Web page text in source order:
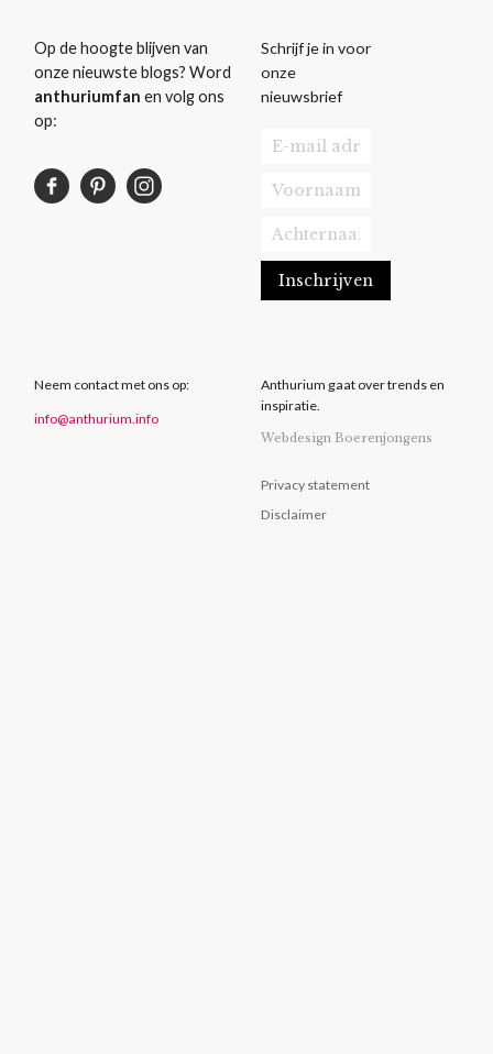
Op de hoogte blijven van
onze nieuwste blogs? Word
anthuriumfan en volg ons
op:
Schrijf je in voor
onze
nieuwsbrief
Neem contact met ons op:
info@anthurium.info
Anthurium gaat over trends en
inspiratie.
Webdesign Boerenjongens
Privacy statement
Disclaimer